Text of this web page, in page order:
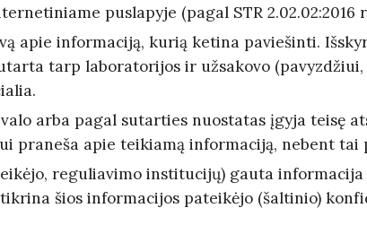
puslapyje (pagal STR 2.02.02:2016
apie informaciją, kurią ketina paviešinti.
tarp laboratorijos ir užsakovo
arba pagal sutarties nuostatas įgyja teisę
praneša apie teikiamą informaciją, nebent
reguliavimo institucijų) gauta
šios informacijos pateikėjo (šaltinio)